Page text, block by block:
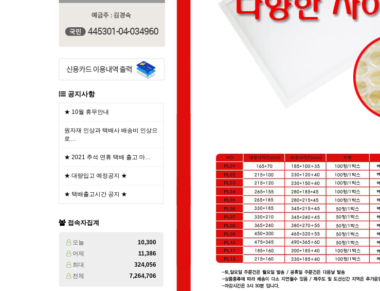
공지사항
★ 10월 휴무안내
원자재 인상과 택배사 배송비 인상으
로…
★ 2021 추석 연휴 택배 출고 마…
★ 대량입고 예정공지 ★
★ 택배출고시간 공지 ★
접속자집계
오늘
10,300
어제
11,386
최대
324,056
전체
7,264,706